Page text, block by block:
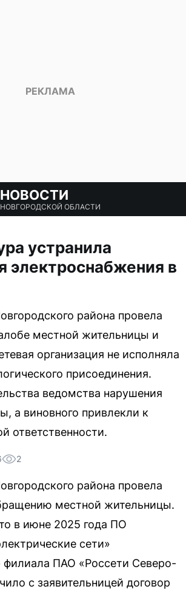
НОВОСТИ
НОВГОРОДСКОЙ ОБЛАСТИ
устранила
электроснабжения в
района провела
местной жительницы и
организация не исполняла
присоединения.
ведомства нарушения
а виновного привлекли к
ответственности.
2
района провела
местной жительницы.
в июне 2025 года ПО
сети»
филиала ПАО «Россети Северо-
с заявительницей договор